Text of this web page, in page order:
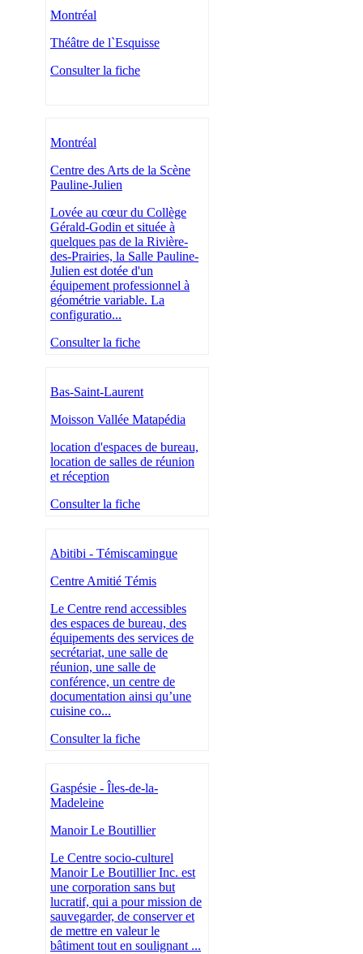
Montréal
Théâtre de l`Esquisse
Consulter la fiche
Montréal
Centre des Arts de la Scène
Pauline-Julien
Lovée au cœur du Collège
Gérald-Godin et située à
quelques pas de la Rivière-
des-Prairies, la Salle Pauline-
Julien est dotée d'un
équipement professionnel à
géométrie variable. La
configuratio...
Consulter la fiche
Bas-Saint-Laurent
Moisson Vallée Matapédia
location d'espaces de bureau,
location de salles de réunion
et réception
Consulter la fiche
Abitibi - Témiscamingue
Centre Amitié Témis
Le Centre rend accessibles
des espaces de bureau, des
équipements des services de
secrétariat, une salle de
réunion, une salle de
conférence, un centre de
documentation ainsi qu’une
cuisine co...
Consulter la fiche
Gaspésie - Îles-de-la-
Madeleine
Manoir Le Boutillier
Le Centre socio-culturel
Manoir Le Boutillier Inc. est
une corporation sans but
lucratif, qui a pour mission de
sauvegarder, de conserver et
de mettre en valeur le
bâtiment tout en soulignant ...